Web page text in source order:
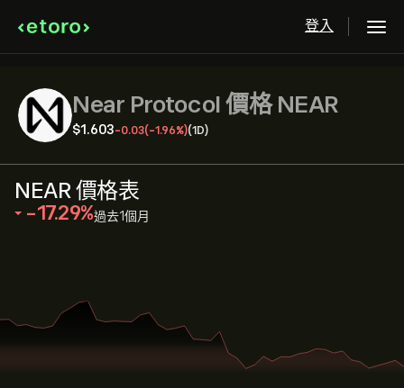
登入
Near Protocol 價格 NEAR
‎$‎1.603-0.03(-1.96%)(1D)
NEAR 價格表
‎-17.29‎ 過去1個月